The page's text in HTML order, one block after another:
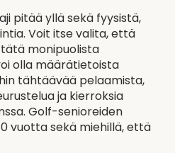
pitää yllä sekä fyysistä,
Voit itse valita, että
monipuolista
olla määrätietoista
tähtäävää pelaamista,
ja kierroksia
Golf-senioreiden
vuotta sekä miehillä, että